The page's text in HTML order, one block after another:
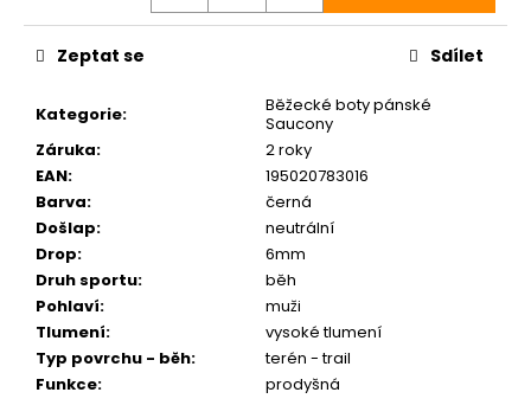
Kategorie:
Běžecké boty pánské
Saucony
Záruka:
2 roky
EAN:
195020783016
Barva:
černá
Došlap:
neutrální
Drop:
6mm
Druh sportu:
běh
Pohlaví:
muži
Tlumení:
vysoké tlumení
Typ povrchu - běh:
terén - trail
Funkce: prodyšná
Zeptat se Sdílet